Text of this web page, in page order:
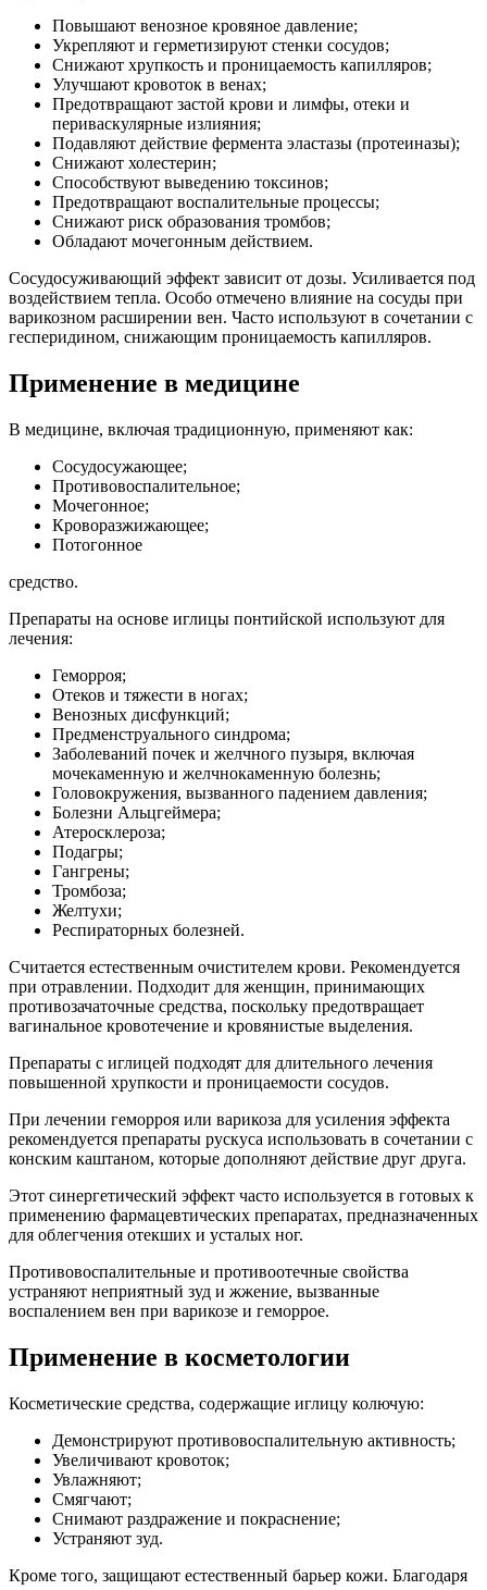
Повышают венозное кровяное давление;
Укрепляют и герметизируют стенки сосудов;
Снижают хрупкость и проницаемость капилляров;
Улучшают кровоток в венах;
Предотвращают застой крови и лимфы, отеки и
периваскулярные излияния;
Подавляют действие фермента эластазы (протеиназы);
Снижают холестерин;
Способствуют выведению токсинов;
Предотвращают воспалительные процессы;
Снижают риск образования тромбов;
Обладают мочегонным действием.
Сосудосуживающий эффект зависит от дозы. Усиливается под
воздействием тепла. Особо отмечено влияние на сосуды при
варикозном расширении вен. Часто используют в сочетании с
гесперидином, снижающим проницаемость капилляров.
Применение в медицине
В медицине, включая традиционную, применяют как:
Сосудосужающее;
Противовоспалительное;
Мочегонное;
Кроворазжижающее;
Потогонное
средство.
Препараты на основе иглицы понтийской используют для
лечения:
Геморроя;
Отеков и тяжести в ногах;
Венозных дисфункций;
Предменструального синдрома;
Заболеваний почек и желчного пузыря, включая
мочекаменную и желчнокаменную болезнь;
Головокружения, вызванного падением давления;
Болезни Альцгеймера;
Атеросклероза;
Подагры;
Гангрены;
Тромбоза;
Желтухи;
Респираторных болезней.
Считается естественным очистителем крови. Рекомендуется
при отравлении. Подходит для женщин, принимающих
противозачаточные средства, поскольку предотвращает
вагинальное кровотечение и кровянистые выделения.
Препараты с иглицей подходят для длительного лечения
повышенной хрупкости и проницаемости сосудов.
При лечении геморроя или варикоза для усиления эффекта
рекомендуется препараты рускуса использовать в сочетании с
конским каштаном, которые дополняют действие друг друга.
Этот синергетический эффект часто используется в готовых к
применению фармацевтических препаратах, предназначенных
для облегчения отекших и усталых ног.
Противовоспалительные и противоотечные свойства
устраняют неприятный зуд и жжение, вызванные
воспалением вен при варикозе и геморрое.
Применение в косметологии
Косметические средства, содержащие иглицу колючую:
Демонстрируют противовоспалительную активность;
Увеличивают кровоток;
Увлажняют;
Смягчают;
Снимают раздражение и покраснение;
Устраняют зуд.
Кроме того, защищают естественный барьер кожи. Благодаря